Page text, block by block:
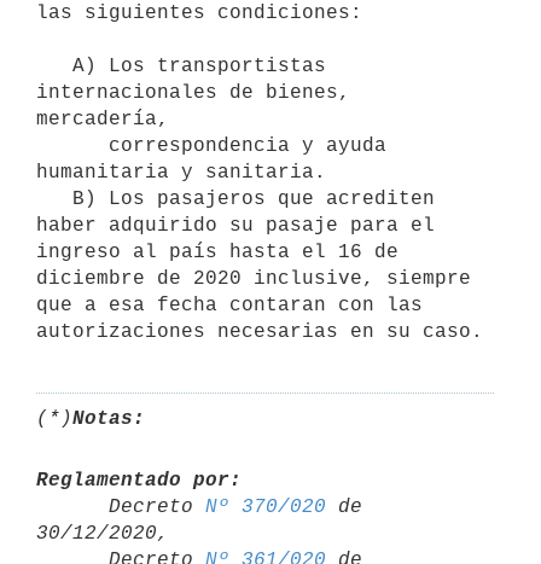
las siguientes condiciones:
internacionales de bienes,
mercadería,
humanitaria y sanitaria.
haber adquirido su pasaje para el
ingreso al país hasta el 16 de
diciembre de 2020 inclusive, siempre
que a esa fecha contaran con las
autorizaciones necesarias en su caso.
(*)Notas:
Reglamentado por:
Decreto Nº 370/020 de
30/12/2020,